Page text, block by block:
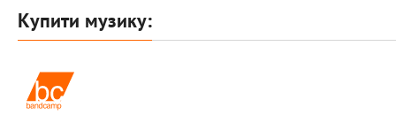
Купити музику: